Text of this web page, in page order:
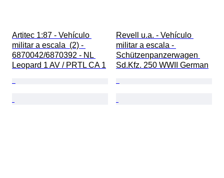
Artitec 1:87 - Vehículo
militar a escala  (2) -
6870042/6870392 - NL
Leopard 1 AV / PRTL CA 1
Revell u.a. - Vehículo
militar a escala -
Schützenpanzerwagen
Sd.Kfz. 250 WWII German